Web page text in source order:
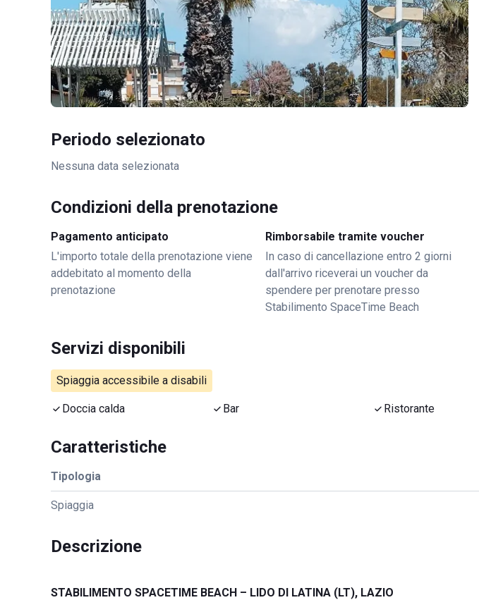
Periodo selezionato
Nessuna data selezionata
Condizioni della prenotazione
Pagamento anticipato
L'importo totale della prenotazione viene
addebitato al momento della
prenotazione
Rimborsabile tramite voucher
In caso di cancellazione entro 2 giorni
dall'arrivo riceverai un voucher da
spendere per prenotare presso
Stabilimento SpaceTime Beach
Servizi disponibili
Spiaggia accessibile a disabili
Doccia calda Bar Ristorante
Caratteristiche
Tipologia
Spiaggia
Descrizione
STABILIMENTO SPACETIME BEACH – LIDO DI LATINA (LT), LAZIO